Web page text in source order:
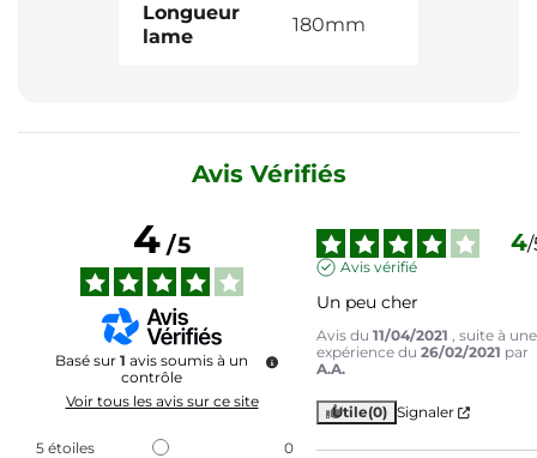
Longueur
lame
180mm
Avis Vérifiés
4/5
Basé sur 1 avis soumis à un
contrôle
Voir tous les avis sur ce site
5 étoiles
0
4/
Avis vérifié
Un peu cher
Avis du11/04/2021 , suite à une
expérience du26/02/2021 par
A.A.
Utile(0) Signaler